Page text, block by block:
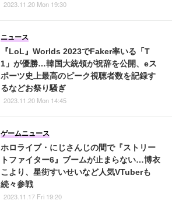
2023.11.20 Mon 19:30
『LoL』Worlds 2023でFaker率いる「T
1」が優勝…韓国大統領が祝辞を公開、eス
ポーツ史上最高のピーク視聴者数を記録す
るなどお祭り騒ぎ
ニュース
2023.11.20 Mon 14:45
ホロライブ・にじさんじの間で『ストリー
トファイター6』ブームが止まらない…博衣
こより、星街すいせいなど人気VTuberも
続々参戦
ゲームニュース
2023.11.17 Fri 19:20